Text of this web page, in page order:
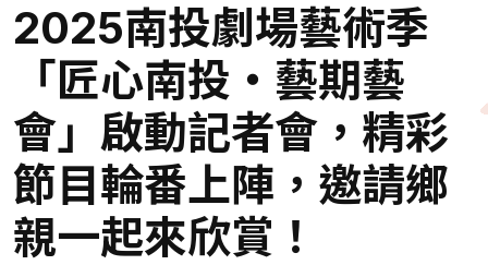
2025南投劇場藝術季
「匠心南投‧藝期藝
會」啟動記者會，精彩
節目輪番上陣，邀請鄉
親一起來欣賞！